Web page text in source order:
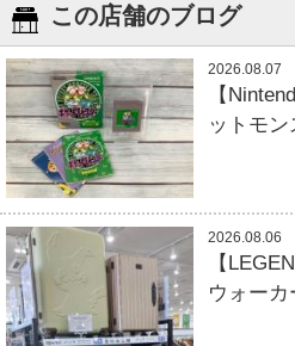
この店舗のブログ
2026.08.07
【
ットモ
2026.08.06
【
ウォー